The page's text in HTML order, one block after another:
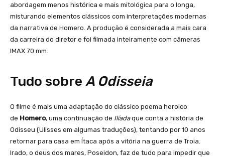
abordagem menos histórica e mais mitológica para o longa,
misturando elementos clássicos com interpretações modernas
da narrativa de Homero. A produção é considerada a mais cara
da carreira do diretor e foi filmada inteiramente com câmeras
IMAX 70 mm.
Tudo sobre A Odisseia
O filme é mais uma adaptação do clássico poema heroico
de Homero, uma continuação de Ilíadaque conta a história de
Odisseu (Ulisses em algumas traduções), tentando por 10 anos
retornar para casa em Ítaca após a vitória na guerra de Troia.
Irado, o deus dos mares, Poseidon, faz de tudo para impedir que